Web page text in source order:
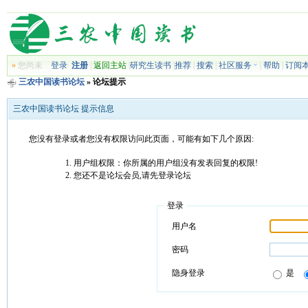
»您尚未 登录 注册| 返回主站| 研究生读书| 推荐| 搜索| 社区服务 帮助
订阅
三农中国读书论坛» 论坛提示
三农中国读书论坛 提示信息
您没有登录或者您没有权限访问此页面，可能有如下几个原因:
用户组权限：你所属的用户组没有发表回复的权限!
您还不是论坛会员,请先登录论坛
登录
用户名
密码
隐身登录 是